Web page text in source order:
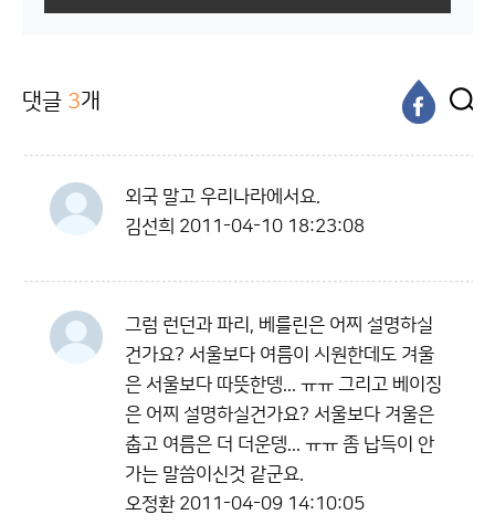
댓글 3개
외국 말고 우리나라에서요.
김선희 2011-04-10 18:23:08
그럼 런던과 파리, 베를린은 어찌 설명하실
건가요? 서울보다 여름이 시원한데도 겨울
은 서울보다 따뜻한뎅... ㅠㅠ 그리고 베이징
은 어찌 설명하실건가요? 서울보다 겨울은
춥고 여름은 더 더운뎅... ㅠㅠ 좀 납득이 안
가는 말씀이신것 같군요.
오정환 2011-04-09 14:10:05